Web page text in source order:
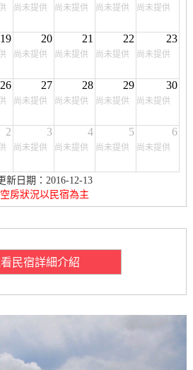
尚未提供 尚未提供 尚未提供 尚未提供
19 20
尚未提供
21
尚未提供
22
尚未提供
23
尚未提供
26 27
尚未提供
28
尚未提供
29
尚未提供
30
尚未提供
2 3
尚未提供
4
尚未提供
5
尚未提供
6
尚未提供
新日期：2016-12-13
房狀況以民宿為主
民宿詳細介紹